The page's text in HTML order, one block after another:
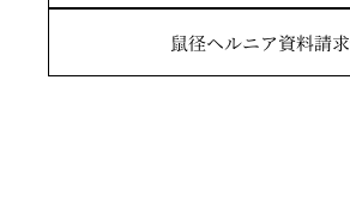
鼠径ヘルニア資料請求